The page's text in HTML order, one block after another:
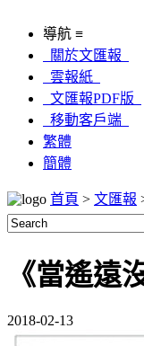
導航 ≡
關於文匯報
雲報紙
文匯報PDF版
移動客戶端
繁體
簡體
首頁 > 文匯報
《當遙遠
2018-02-13